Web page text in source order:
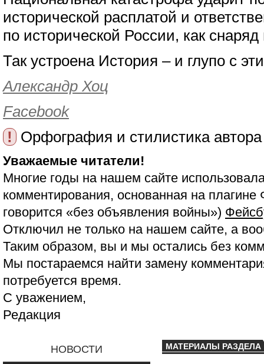
исторической расплатой и
по исторической России, как
Так устроена История – и глупо с
Александр Хоц
Facebook
!
Орфография и стилистика
Уважаемые читатели!
Многие годы на нашем сайте
комментирования, основанная на
говорится «без объявления войны»)
Отключил не только на нашем сайте, а
Таким образом, вы и мы остались без
Мы постараемся найти замену
потребуется время.
С уважением,
Редакция
НОВОСТИ МАТЕРИАЛЫ РАЗДЕЛА